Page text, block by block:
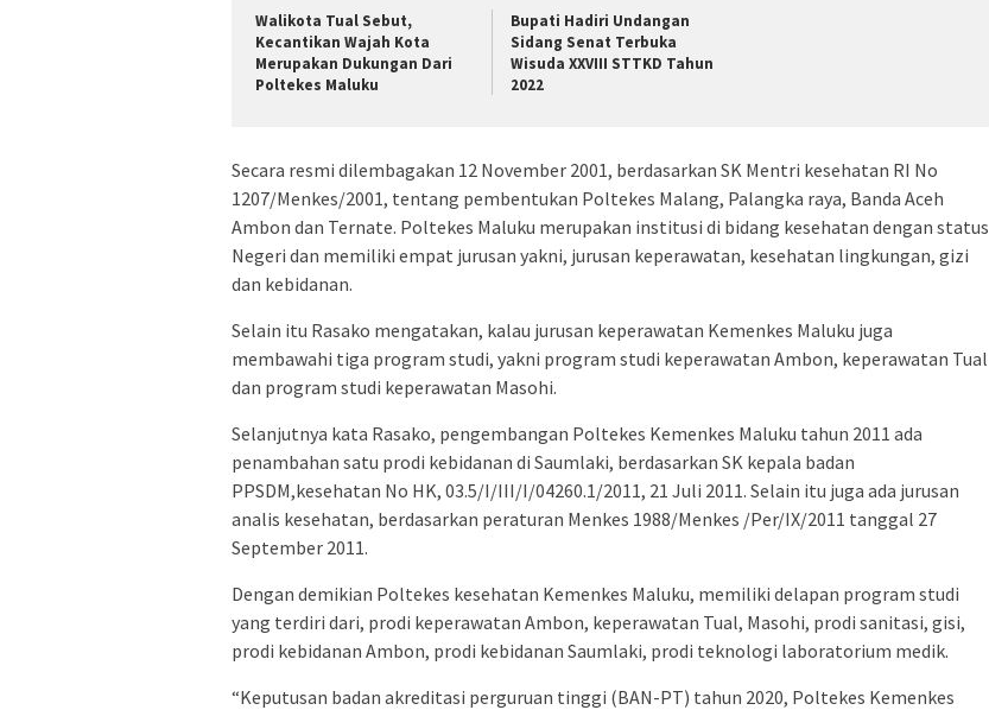
Walikota Tual Sebut,
Kecantikan Wajah Kota
Merupakan Dukungan Dari
Poltekes Maluku
Bupati Hadiri Undangan
Sidang Senat Terbuka
Wisuda XXVIII STTKD Tahun
2022
Secara resmi dilembagakan 12 November 2001, berdasarkan SK Mentri kesehatan RI No
1207/Menkes/2001, tentang pembentukan Poltekes Malang, Palangka raya, Banda Aceh
Ambon dan Ternate. Poltekes Maluku merupakan institusi di bidang kesehatan dengan status
Negeri dan memiliki empat jurusan yakni, jurusan keperawatan, kesehatan lingkungan, gizi
dan kebidanan.
Selain itu Rasako mengatakan, kalau jurusan keperawatan Kemenkes Maluku juga
membawahi tiga program studi, yakni program studi keperawatan Ambon, keperawatan Tual
dan program studi keperawatan Masohi.
Selanjutnya kata Rasako, pengembangan Poltekes Kemenkes Maluku tahun 2011 ada
penambahan satu prodi kebidanan di Saumlaki, berdasarkan SK kepala badan
PPSDM,kesehatan No HK, 03.5/I/III/I/04260.1/2011, 21 Juli 2011. Selain itu juga ada jurusan
analis kesehatan, berdasarkan peraturan Menkes 1988/Menkes /Per/IX/2011 tanggal 27
September 2011.
Dengan demikian Poltekes kesehatan Kemenkes Maluku, memiliki delapan program studi
yang terdiri dari, prodi keperawatan Ambon, keperawatan Tual, Masohi, prodi sanitasi, gisi,
prodi kebidanan Ambon, prodi kebidanan Saumlaki, prodi teknologi laboratorium medik.
“Keputusan badan akreditasi perguruan tinggi (BAN-PT) tahun 2020, Poltekes Kemenkes